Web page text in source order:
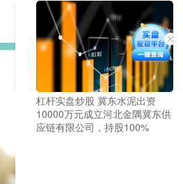
杠杆实盘炒股 冀东水泥出资
10000万元成立河北金隅冀东供
应链有限公司，持股100%